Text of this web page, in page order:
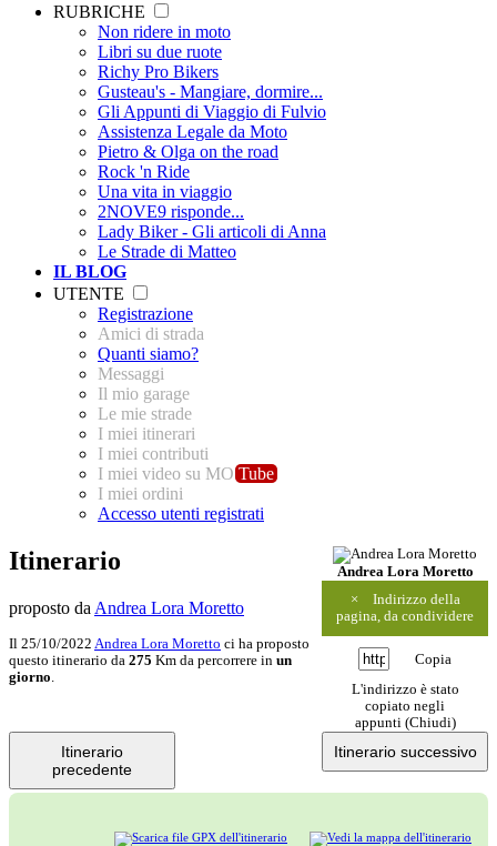
RUBRICHE
Non ridere in moto
Libri su due ruote
Richy Pro Bikers
Gusteau's - Mangiare, dormire...
Gli Appunti di Viaggio di Fulvio
Assistenza Legale da Moto
Pietro & Olga on the road
Rock 'n Ride
Una vita in viaggio
2NOVE9 risponde...
Lady Biker - Gli articoli di Anna
Le Strade di Matteo
IL BLOG
UTENTE
Registrazione
Amici di strada
Quanti siamo?
Messaggi
Il mio garage
Le mie strade
I miei itinerari
I miei contributi
I miei video su MO Tube
I miei ordini
Accesso utenti registrati
Andrea Lora Moretto
×
Indirizzo della
pagina, da condividere
Copia
L'indirizzo è stato
copiato negli
appunti (Chiudi)
Itinerario
proposto da Andrea Lora Moretto
Il 25/10/2022 Andrea Lora Moretto ci ha proposto
questo itinerario da 275 Km da percorrere in un
giorno.
Itinerario
precedente
Itinerario successivo